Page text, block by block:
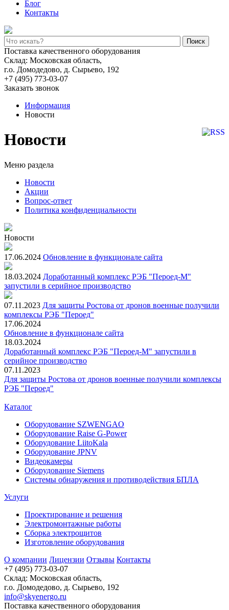
Блог
Контакты
Поиск
Поставка качественного оборудования
Склад: Московская область,
г.о. Домодедово, д. Сырьево, 192
+7 (495) 773-03-07
Заказать звонок
Информация
Новости
Новости
Меню раздела
Новости
Акции
Вопрос-ответ
Политика конфиденциальности
Новости
17.06.2024 Обновление в функционале сайта
18.03.2024 Доработанный комплекс РЭБ "Пероед-М"
запустили в серийное производство
07.11.2023 Для защиты Ростова от дронов военные получили
комплексы РЭБ "Пероед"
17.06.2024
Обновление в функционале сайта
18.03.2024
Доработанный комплекс РЭБ "Пероед-М" запустили в
серийное производство
07.11.2023
Для защиты Ростова от дронов военные получили комплексы
РЭБ "Пероед"
Каталог
Оборудование SZWENGAO
Оборудование Raise G-Power
Оборудование LiitoKala
Оборудование JPNV
Видеокамеры
Оборудование Siemens
Системы обнаружения и противодействия БПЛА
Услуги
Проектирование и решения
Электромонтажные работы
Сборка электрощитов
Изготовление оборудования
О компании Лицензии Отзывы Контакты
+7 (495) 773-03-07
Склад: Московская область,
г.о. Домодедово, д. Сырьево, 192
info@skyenergo.ru
Поставка качественного оборудования